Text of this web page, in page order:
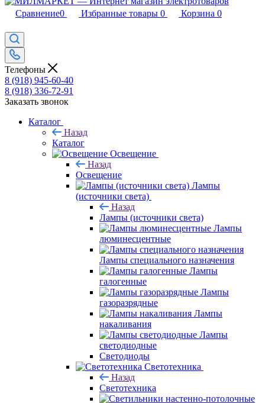
Сравнение0 Избранные товары 0 Корзина 0
Телефоны
8 (918) 945-60-40
8 (918) 336-72-91
Заказать звонок
Каталог
Назад
Каталог
Освещение
Назад
Освещение
Лампы
(источники света)
Назад
Лампы (источники света)
Лампы
люминесцентные
Лампы специального назначения
Лампы
галогенные
Лампы
газоразрядные
Лампы
накаливания
Лампы
светодиодные
Светодиоды
Светотехника
Назад
Светотехника